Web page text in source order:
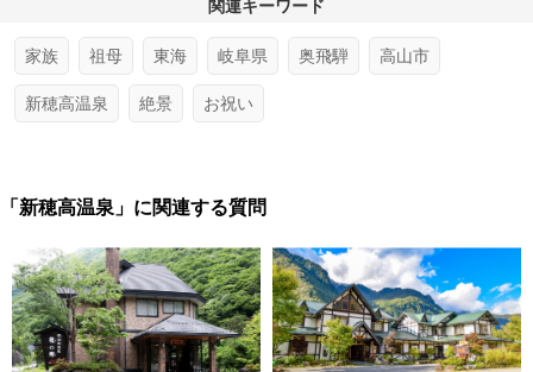
関連キーワード
家族 祖母 東海 岐阜県 奥飛騨 高山市
新穂高温泉 絶景 お祝い
「新穂高温泉」に関連する質問